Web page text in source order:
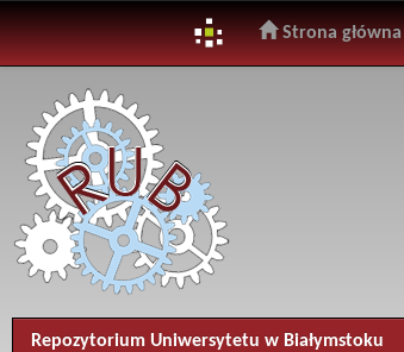
navigation
Strona główna
Repozytorium Uniwersytetu w Białymstoku